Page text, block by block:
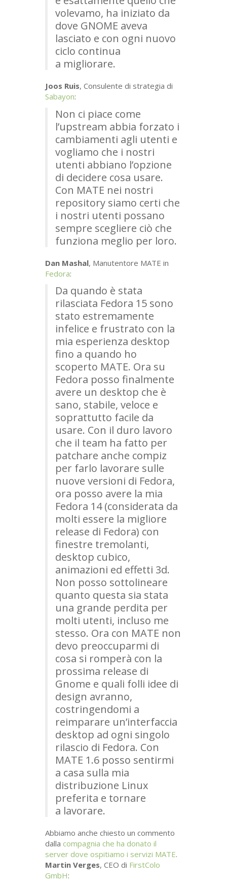
volevamo, ha iniziato da
dove GNOME aveva
lasciato e con ogni nuovo
ciclo continua
a migliorare.
Joos Ruis, Consulente di strategia di
Sabayon:
Non ci piace come
l’upstream abbia forzato i
cambiamenti agli utenti e
vogliamo che i nostri
utenti abbiano l’opzione
di decidere cosa usare.
Con MATE nei nostri
repository siamo certi che
i nostri utenti possano
sempre scegliere ciò che
funziona meglio per loro.
Dan Mashal, Manutentore MATE in
Fedora:
Da quando è stata
rilasciata Fedora 15 sono
stato estremamente
infelice e frustrato con la
mia esperienza desktop
fino a quando ho
scoperto MATE. Ora su
Fedora posso finalmente
avere un desktop che è
sano, stabile, veloce e
soprattutto facile da
usare. Con il duro lavoro
che il team ha fatto per
patchare anche compiz
per farlo lavorare sulle
nuove versioni di Fedora,
ora posso avere la mia
Fedora 14 (considerata da
molti essere la migliore
release di Fedora) con
finestre tremolanti,
desktop cubico,
animazioni ed effetti 3d.
Non posso sottolineare
quanto questa sia stata
una grande perdita per
molti utenti, incluso me
stesso. Ora con MATE non
devo preoccuparmi di
cosa si romperà con la
prossima release di
Gnome e quali folli idee di
design avranno,
costringendomi a
reimparare un’interfaccia
desktop ad ogni singolo
rilascio di Fedora. Con
MATE 1.6 posso sentirmi
a casa sulla mia
distribuzione Linux
preferita e tornare
a lavorare.
Abbiamo anche chiesto un commento
dallacompagnia che ha donato il
server dove ospitiamo i servizi MATE.
Martin Verges,CEO di FirstColo
GmbH: